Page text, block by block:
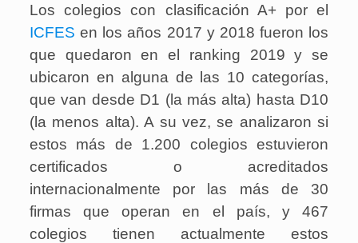
Los colegios con clasificación A+ por el
ICFES en los años 2017 y 2018 fueron los
que quedaron en el ranking 2019 y se
ubicaron en alguna de las 10 categorías,
que van desde D1 (la más alta) hasta D10
(la menos alta). A su vez, se analizaron si
estos más de 1.200 colegios estuvieron
certificados o acreditados
internacionalmente por las más de 30
firmas que operan en el país, y 467
colegios tienen actualmente estos